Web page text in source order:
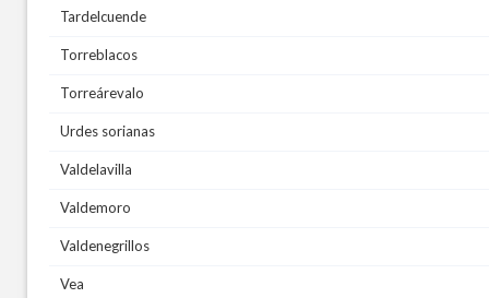
Tardelcuende
Torreblacos
Torreárevalo
Urdes sorianas
Valdelavilla
Valdemoro
Valdenegrillos
Vea